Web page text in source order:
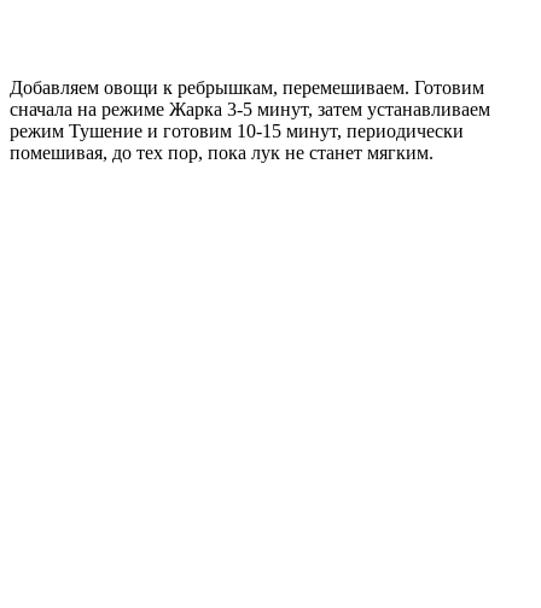
Добавляем овощи к ребрышкам, перемешиваем. Готовим
сначала на режиме Жарка 3-5 минут, затем устанавливаем
режим Тушение и готовим 10-15 минут, периодически
помешивая, до тех пор, пока лук не станет мягким.